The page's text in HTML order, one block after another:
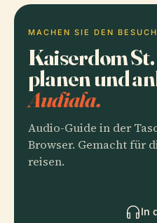
MACHEN SIE DEN
Kaiserdom
planen und
Audiala.
Audio-Guide in der
Browser. Gemacht für
reisen.
In